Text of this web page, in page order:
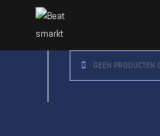
GEEN PRODUCTEN